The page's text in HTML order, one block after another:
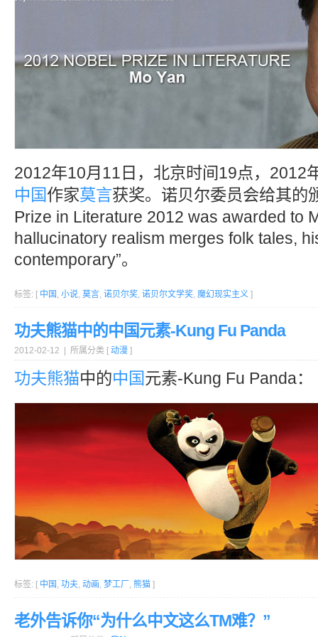
2012年10月11日，北京时间19点，2012
中国作家莫言获奖。诺贝尔委员会给其的
Prize in Literature 2012 was awarded to
hallucinatory realism merges folk tales,
contemporary”。
标签: [ 中国 , 小说, 莫言, 诺贝尔奖, 诺贝尔文学奖, 魔幻现实主义 ]
功夫熊猫中的中国元素-Kung Fu Panda
2012-02-12 | 所属分类 [ 动漫 ]
功夫熊猫中的中国元素-Kung Fu Panda：
标签: [ 中国 , 功夫, 动画, 梦工厂 , 熊猫 ]
老外告诉你“为什么中文这么TM难？”